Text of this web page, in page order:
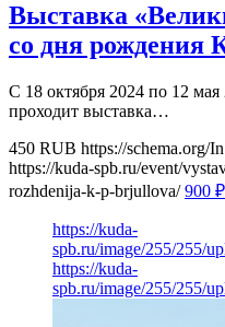
Выставка
со дня рождения
С 18 октября 2024 по 12
проходит выставка…
450 RUB https://schema.org/
https://kuda-spb.ru/event/
rozhdenija-k-p-brjullova/ 900 ₽
https://kuda-
spb.ru/image/255/255/
https://kuda-
spb.ru/image/255/255/